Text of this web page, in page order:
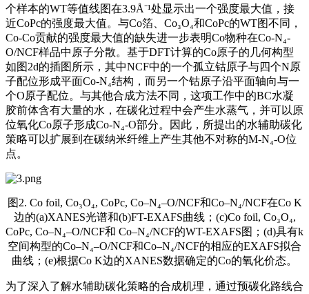
个样本的WT等值线图在3.9Å⁻¹处显示出一个强度最大值，接
近CoPc的强度最大值。与Co箔、Co₃O₄和CoPc的WT图不同，
Co-Co贡献的强度最大值的缺失进一步表明Co物种在Co-N₄-
O/NCF样品中原子分散。基于DFT计算的Co原子的几何构型
如图2d的插图所示，其中NCF中的一个孤立钴原子与四个N原
子配位形成平面Co-N₄结构，而另一个钴原子沿平面轴向与一
个O原子配位。与其他合成方法不同，这项工作中的BC水凝
胶前体含有大量的水，在碳化过程中会产生水蒸气，并可以原
位氧化Co原子形成Co-N₄-O部分。因此，所提出的水辅助碳化
策略可以扩展到在碳纳米纤维上产生其他不对称的M-N₄-O位
点。
图2. Co foil, Co₃O₄, CoPc, Co–N₄–O/NCF和Co–N₄/NCF在Co K
边的(a)XANES光谱和(b)FT-EXAFS曲线；(c)Co foil, Co₃O₄,
CoPc, Co–N₄–O/NCF和 Co–N₄/NCF的WT-EXAFS图；(d)具有k
空间构型的Co–N₄–O/NCF和Co–N₄/NCF的相应的EXAFS拟合
曲线；(e)根据Co K边的XANES数据确定的Co的氧化价态。
为了深入了解水辅助碳化策略的合成机理，通过预碳化路线合